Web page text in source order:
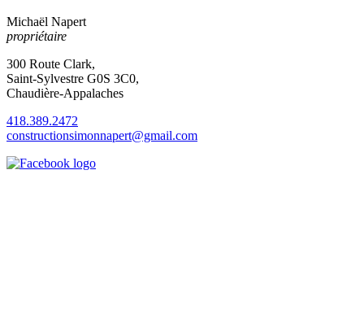
Michaël Napert
propriétaire
300 Route Clark,
Saint-Sylvestre G0S 3C0,
Chaudière-Appalaches
418.389.2472
constructionsimonnapert@gmail.com